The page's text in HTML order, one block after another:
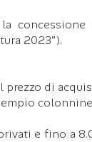
2023”).
di
e fino a